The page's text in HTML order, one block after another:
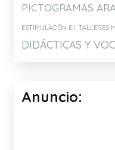
PICTOGRAMAS
ESTIMULACIÓN E.I. TALLERES
DIDÁCTICAS Y
Anuncio: